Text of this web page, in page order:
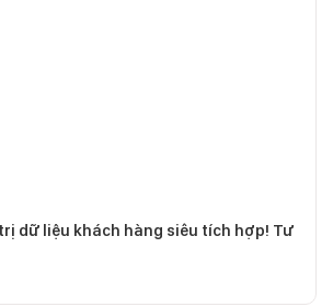
dữ liệu khách hàng siêu tích hợp! Tư